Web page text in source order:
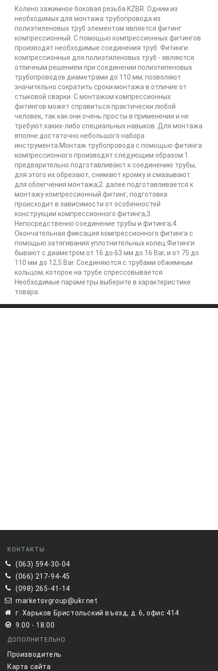
Колено зажимное боковая резьба KZBR. Одним из
необходимых для монтажа трубопровода из
полиэтиленовых труб элементом является фитинг
компрессионный. С помощью компрессионных фитингов
производят необходимые соединения труб. Фитинги
компрессионные для полиэтиленовых труб - являются
отличным решением при соединении полиэтиленовых
трубопроводов диаметрами до 110 мм, позволяют
значительно сократить сроки монтажа в отличие от
стыковой сварки. С монтажом компрессионных
фитингов может справиться практически любой
человек, так как они очень просты в применении и не
требуют каких-либо специальных навыков. Для монтажа
вполне достаточно небольшого набора
инструмента.Монтаж трубопровода с помощью фитинга
компрессионного производят следующим образом:1.
предварительно подготавливают к соединению трубы,
для этого их обрезают, снимают кромку и смазывают
для облегчения монтажа;2. далее подготавливается к
монтажу компрессионный фитинг, подготовка
происходит в зависимости от особенностей
конструкции компрессионного фитинга;3.
Непосредственно соединение трубы и фитинга;4.
Окончательная фиксация компрессионного фитинга с
помощью затягивания уплотнительных колец.Фитинги
бывают с диаметром от 16 до 63 мм до 16 Bar, и от 75 до
110 мм до 12,5 Bar. Соединяются с трубами обжимным
кольцом, которое на трубе спрессовывается.
Необходимые параметры выберите в характеристике
товара.
КОНТАКТЫ
(063) 594-30-04
(066) 217-94-45
(098) 265-41-14
marketsvgroup@ukr.net
г. Харьков Бристольский въезд, д. 6, офис 414
9.00 - 18.00
ДОПОЛНИТЕЛЬНО
Производитель
Карта сайта